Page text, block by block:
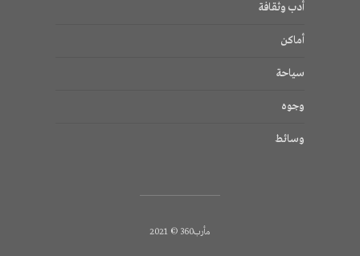
أدب وثقافة
أماكن
سياحة
وجوه
وسائط
مأرب360 © 2021